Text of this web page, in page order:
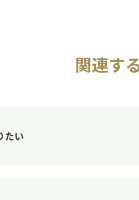
関連す
たい